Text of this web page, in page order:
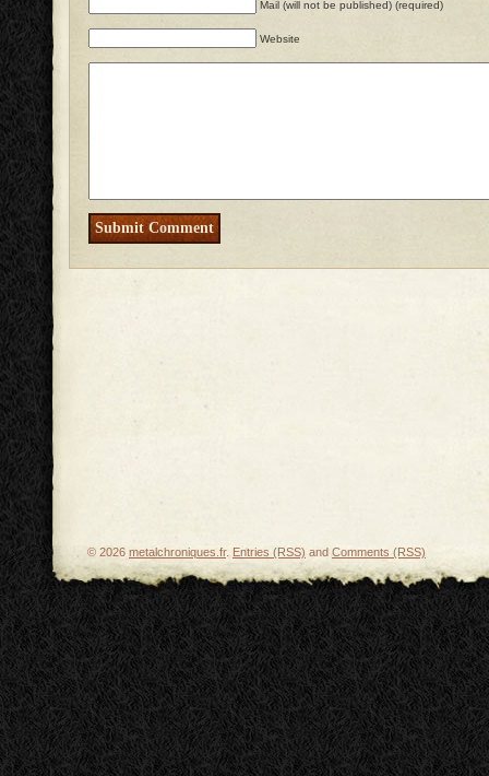
Mail (will not be published) (required)
Website
© 2026 metalchroniques.fr. Entries (RSS) and Comments (RSS)